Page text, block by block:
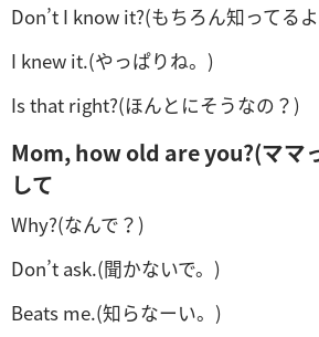
Don’t I know it?(もちろん知ってる
I knew it.(やっぱりね。)
Is that right?(ほんとにそうなの？)
Mom, how old are you?(ママ
して
Why?(なんで？)
Don’t ask.(聞かないで。)
Beats me.(知らなーい。)